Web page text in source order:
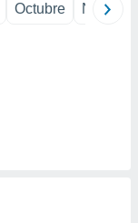
Octubre